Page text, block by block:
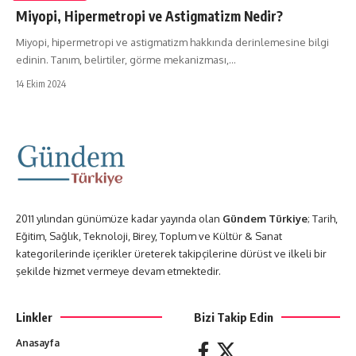
Miyopi, Hipermetropi ve Astigmatizm Nedir?
Miyopi, hipermetropi ve astigmatizm hakkında derinlemesine bilgi
edinin. Tanım, belirtiler, görme mekanizması,…
14 Ekim 2024
2011 yılından günümüze kadar yayında olan Gündem Türkiye; Tarih,
Eğitim, Sağlık, Teknoloji, Birey, Toplum ve Kültür & Sanat
kategorilerinde içerikler üreterek takipçilerine dürüst ve ilkeli bir
şekilde hizmet vermeye devam etmektedir.
Linkler
Anasayfa
Bizi Takip Edin